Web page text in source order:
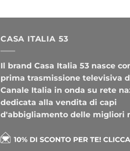
CASA ITALIA 53
Il brand Casa Italia 53 nasce
prima trasmissione televisiva
Canale Italia in onda su rete
dedicata alla vendita di capi
d'abbigliamento delle migliori